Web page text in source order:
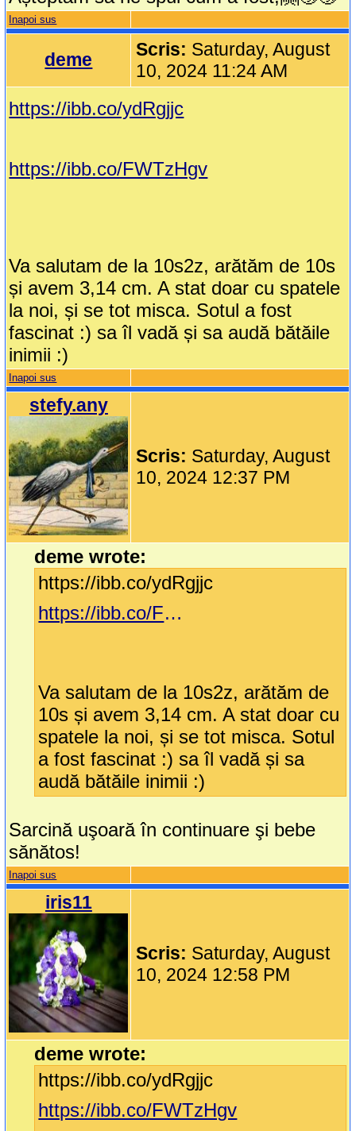
Inapoi sus
deme Scris: Saturday, August
10, 2024 11:24 AM
https://ibb.co/ydRgjjc
https://ibb.co/FWTzHgv
Va salutam de la 10s2z, arătăm de 10s
și avem 3,14 cm. A stat doar cu spatele
la noi, și se tot misca. Sotul a fost
fascinat :) sa îl vadă și sa audă bătăile
inimii :)
Inapoi sus
stefy.any
Scris: Saturday, August
10, 2024 12:37 PM
deme wrote:
https://ibb.co/ydRgjjc
https://ibb.co/FWTzHgv
Va salutam de la 10s2z, arătăm de
10s și avem 3,14 cm. A stat doar cu
spatele la noi, și se tot misca. Sotul
a fost fascinat :) sa îl vadă și sa
audă bătăile inimii :)
Sarcină uşoară în continuare şi bebe
sănătos!
Inapoi sus
iris11
Scris: Saturday, August
10, 2024 12:58 PM
deme wrote:
https://ibb.co/ydRgjjc
https://ibb.co/FWTzHgv